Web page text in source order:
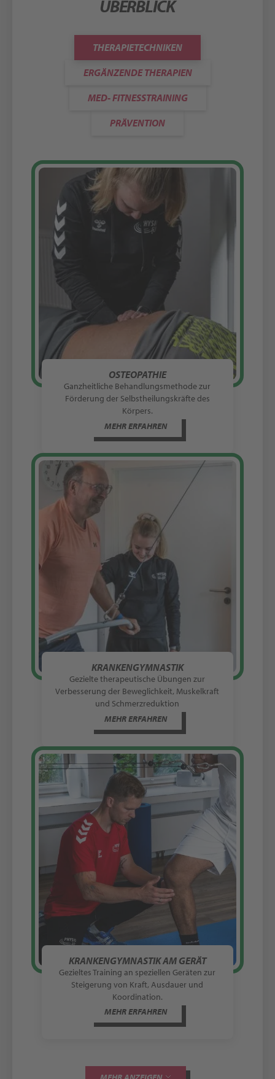
ÜBERBLICK
THERAPIETECHNIKEN
ERGÄNZENDE THERAPIEN
MED- FITNESSTRAINING
PRÄVENTION
OSTEOPATHIE
Ganzheitliche Behandlungsmethode zur
Förderung der Selbstheilungskräfte des
Körpers.
MEHR ERFAHREN
KRANKENGYMNASTIK
Gezielte therapeutische Übungen zur
Verbesserung der Beweglichkeit, Muskelkraft
und Schmerzreduktion
MEHR ERFAHREN
KRANKENGYMNASTIK AM GERÄT
Gezieltes Training an speziellen Geräten zur
Steigerung von Kraft, Ausdauer und
Koordination.
MEHR ERFAHREN